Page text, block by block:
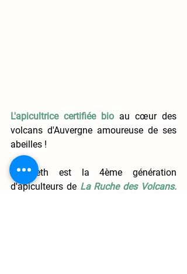
L'apicultrice certifiée bio au cœur des
volcans d'Auvergne amoureuse de ses
abeilles !
Elisabeth est la 4ème génération
d'apiculteurs de